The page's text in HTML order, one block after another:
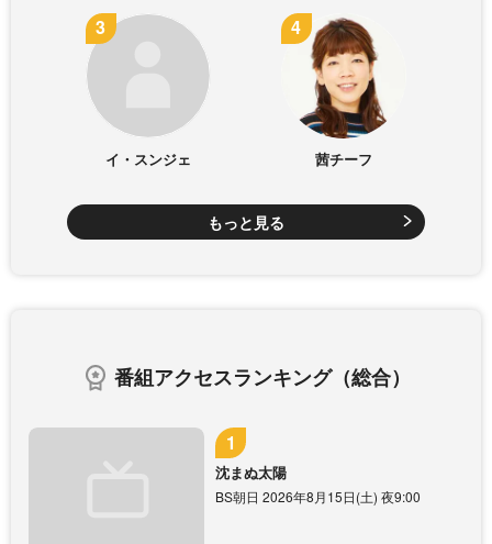
イ・スンジェ 茜チーフ
もっと見る
番組アクセスランキング（総合）
沈まぬ太陽
BS朝日 2026年8月15日(土) 夜9:00